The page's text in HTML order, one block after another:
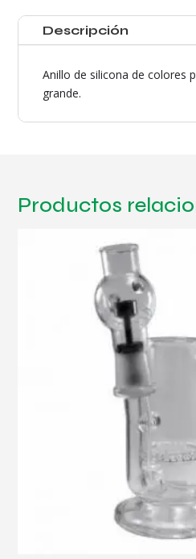
Descripción
Anillo de silicona de colores
grande.
Productos